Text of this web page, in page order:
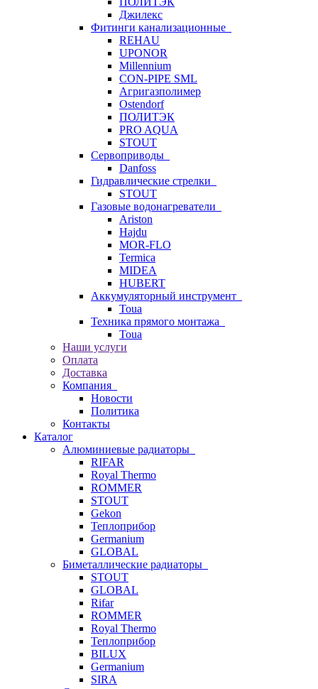
Джилекс
Фитинги канализационные
REHAU
UPONOR
Millennium
CON-PIPE SML
Агригазполимер
Ostendorf
ПОЛИТЭК
PRO AQUA
STOUT
Сервоприводы
Danfoss
Гидравлические стрелки
STOUT
Газовые водонагреватели
Ariston
Hajdu
MOR-FLO
Termica
MIDEA
HUBERT
Аккумуляторный инструмент
Toua
Техника прямого монтажа
Toua
Наши услуги
Оплата
Доставка
Компания
Новости
Политика
Контакты
Каталог
Алюминиевые радиаторы
RIFAR
Royal Thermo
ROMMER
STOUT
Gekon
Теплоприбор
Germanium
GLOBAL
Биметаллические радиаторы
STOUT
GLOBAL
Rifar
ROMMER
Royal Thermo
Теплоприбор
BILUX
Germanium
SIRA